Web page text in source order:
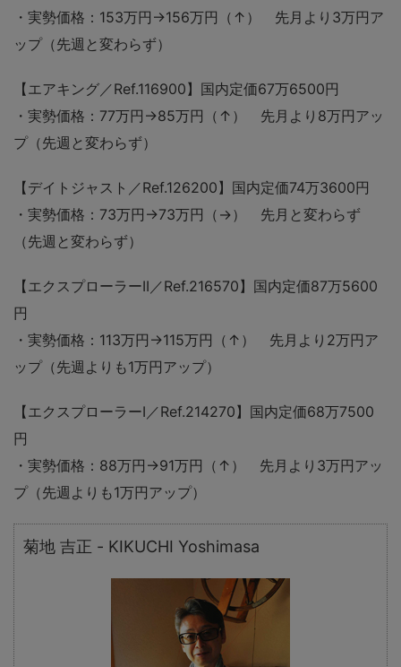
・実勢価格：153万円→156万円（↑） 先月より3万円ア
ップ（先週と変わらず）
【エアキング／Ref.116900】国内定価67万6500円
・実勢価格：77万円→85万円（↑） 先月より8万円アッ
プ（先週と変わらず）
【デイトジャスト／Ref.126200】国内定価74万3600円
・実勢価格：73万円→73万円（→） 先月と変わらず
（先週と変わらず）
【エクスプローラーII／Ref.216570】国内定価87万5600
円
・実勢価格：113万円→115万円（↑） 先月より2万円ア
ップ（先週よりも1万円アップ）
【エクスプローラーI／Ref.214270】国内定価68万7500
円
・実勢価格：88万円→91万円（↑） 先月より3万円アッ
プ（先週よりも1万円アップ）
菊地 吉正 - KIKUCHI Yoshimasa